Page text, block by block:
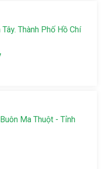
Thành Phố Hồ Chí
Ma Thuột - Tỉnh